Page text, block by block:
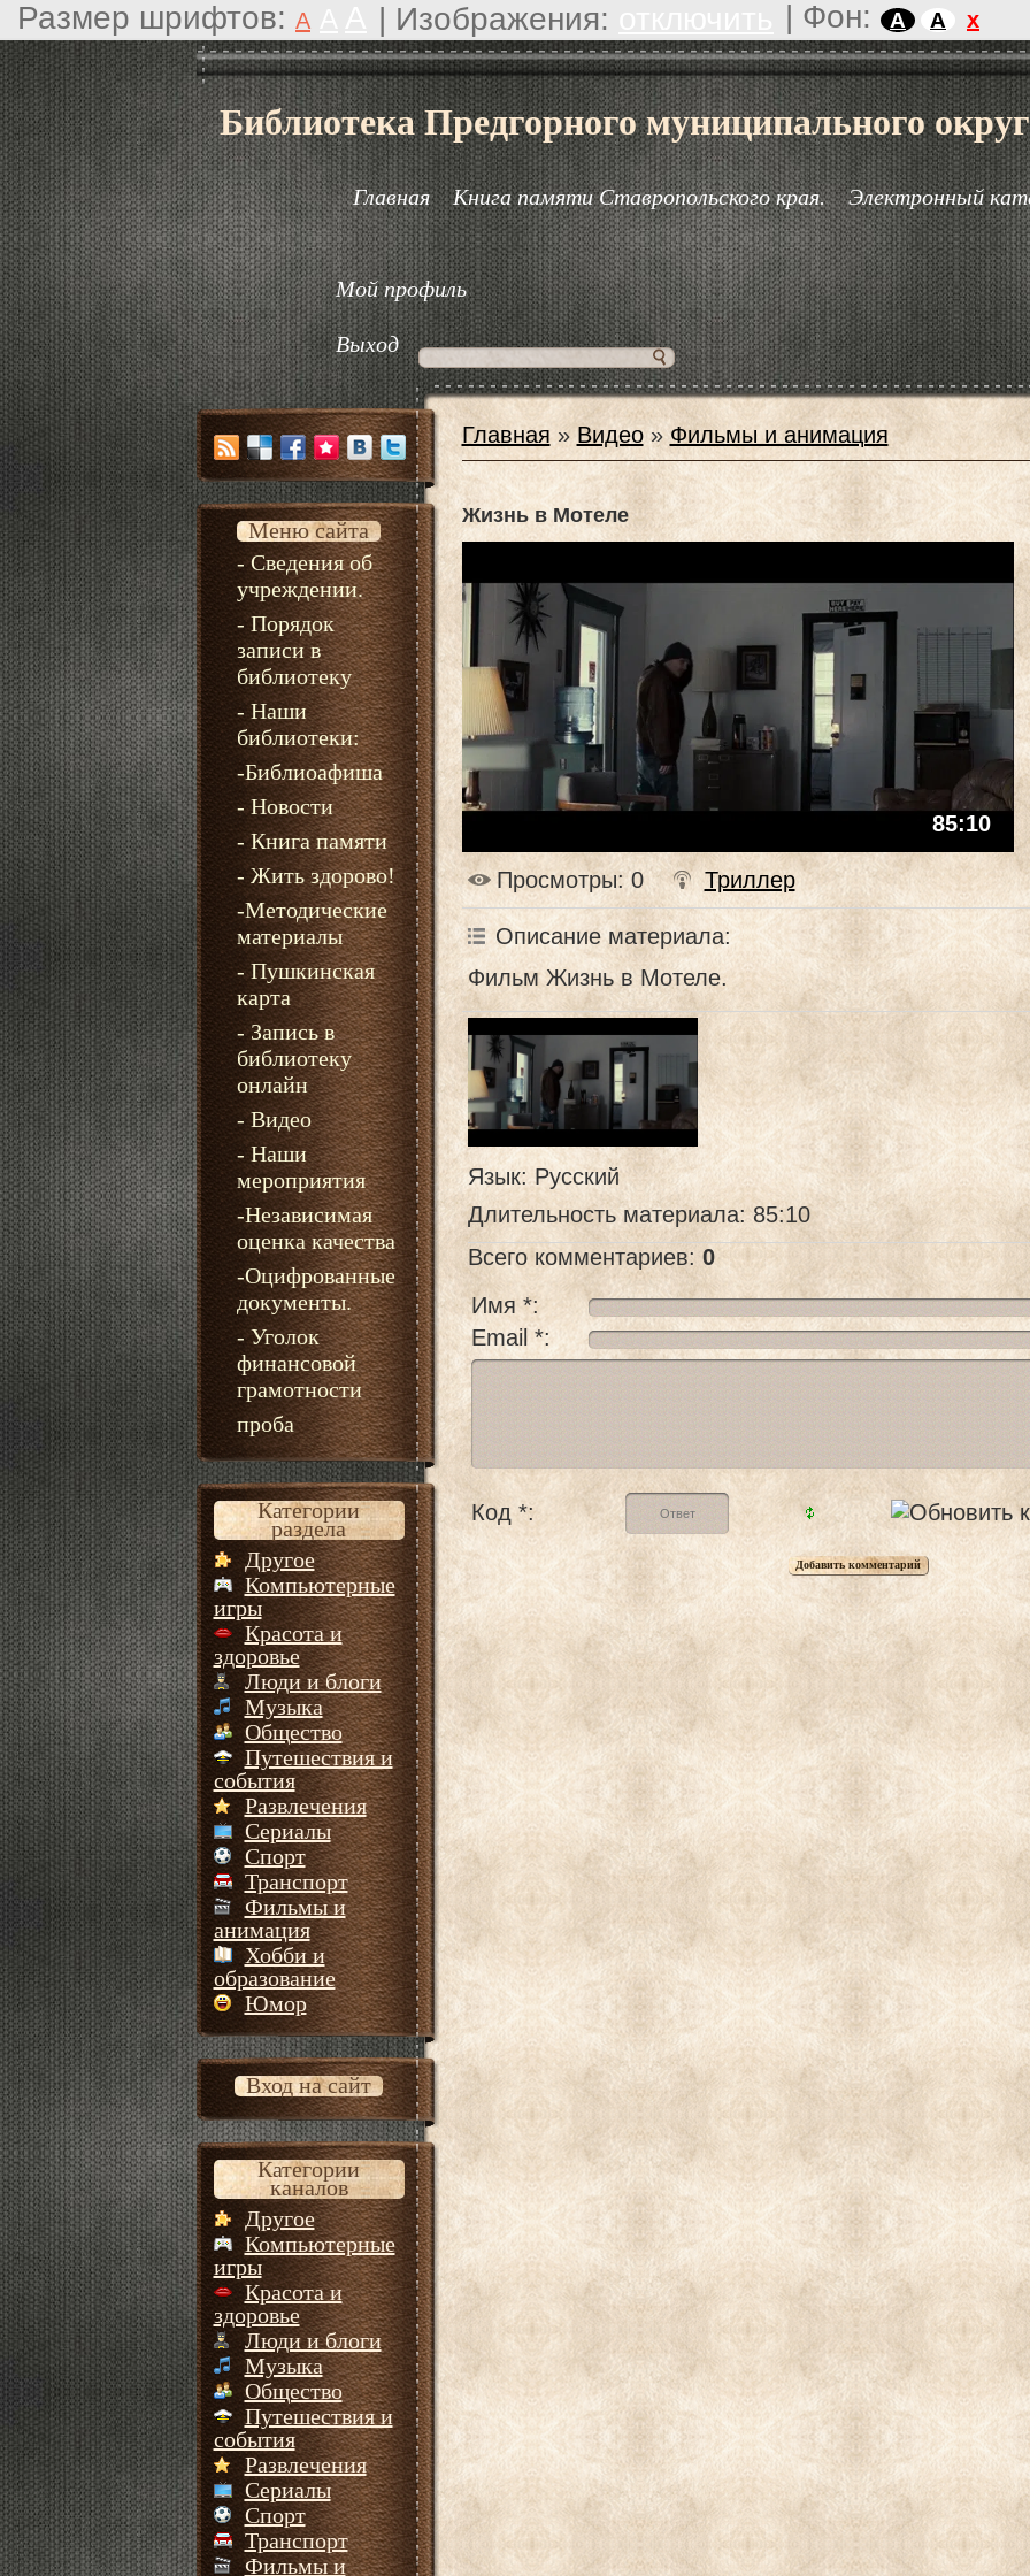
Размер шрифтов: A | Изображения: | Фон: A A x
Библиотека Предгорного муниципального
Главная Книга памяти Ставропольского края. Электронный
Мой профиль
Выход
Меню сайта
- Сведения об
учреждении.
- Порядок
записи в
библиотеку
- Наши
библиотеки:
-Библиоафиша
- Новости
- Книга памяти
- Жить здорово!
-Методические
материалы
- Пушкинская
карта
- Запись в
библиотеку
онлайн
- Видео
- Наши
мероприятия
-Независимая
оценка качества
-Оцифрованные
документы.
- Уголок
финансовой
грамотности
проба
Категории
раздела
Другое
Компьютерные
игры
Красота и
здоровье
Люди и блоги
Музыка
Общество
Путешествия и
события
Развлечения
Сериалы
Спорт
Транспорт
Фильмы и
анимация
Хобби и
образование
Юмор
Вход на сайт
Категории
каналов
Другое
Компьютерные
игры
Красота и
здоровье
Люди и блоги
Музыка
Общество
Путешествия и
события
Развлечения
Сериалы
Спорт
Транспорт
Фильмы и
Главная »Видео» Фильмы и анимация
Жизнь в Мотеле
85:10
Просмотры: 0 Триллер
Описание материала:
Фильм Жизнь в Мотеле.
Язык: Русский
Длительность материала: 85:10
Всего комментариев: 0
Имя *:
Email *:
Код *: